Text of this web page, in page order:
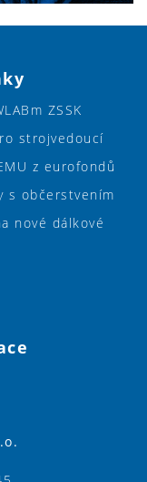
ZSSK
strojvedoucí
z eurofondů
s občerstvením
nové dálkové